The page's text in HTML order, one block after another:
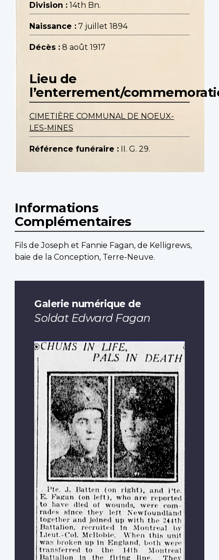
Division : 14th Bn.
Naissance : 7 juillet 1894
Décès : 8 août 1917
Lieu de
l’enterrement/
CIMETIÈRE COMMUNAL DE NOEUX-
LES-MINES
Référence funéraire : II. G. 29.
Informations
Complémentaires
Fils de Joseph et Fannie Fagan, de Kelligrews,
baie de la Conception, Terre-Neuve.
Galerie numérique de
Soldat Edward Fagan